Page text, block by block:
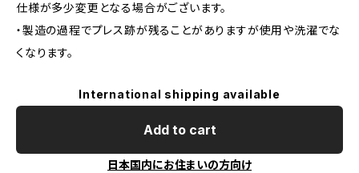
仕様が多少変更となる場合がございます。
・製造の過程でプレス跡が残ることがありますが使用や洗濯でな
くなります。
International shipping available
Add to cart
日本国内にお住まいの方向け